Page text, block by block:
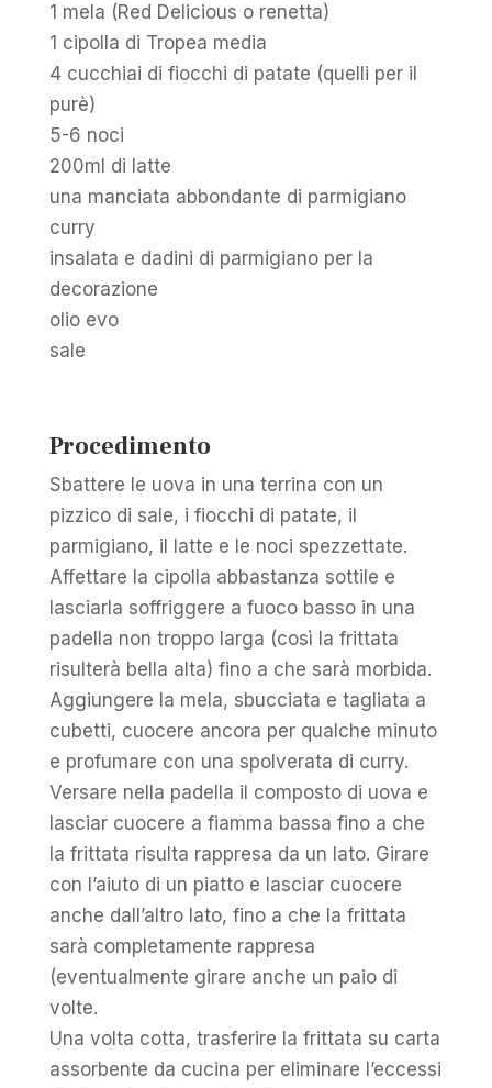
1 mela (Red Delicious o renetta)
1 cipolla di Tropea media
4 cucchiai di fiocchi di patate (quelli per il
purè)
5-6 noci
200ml di latte
una manciata abbondante di parmigiano
curry
insalata e dadini di parmigiano per la
decorazione
olio evo
sale
Procedimento
Sbattere le uova in una terrina con un
pizzico di sale, i fiocchi di patate, il
parmigiano, il latte e le noci spezzettate.
Affettare la cipolla abbastanza sottile e
lasciarla soffriggere a fuoco basso in una
padella non troppo larga (così la frittata
risulterà bella alta) fino a che sarà morbida.
Aggiungere la mela, sbucciata e tagliata a
cubetti, cuocere ancora per qualche minuto
e profumare con una spolverata di curry.
Versare nella padella il composto di uova e
lasciar cuocere a fiamma bassa fino a che
la frittata risulta rappresa da un lato. Girare
con l’aiuto di un piatto e lasciar cuocere
anche dall’altro lato, fino a che la frittata
sarà completamente rappresa
(eventualmente girare anche un paio di
volte.
Una volta cotta, trasferire la frittata su carta
assorbente da cucina per eliminare l’eccessi